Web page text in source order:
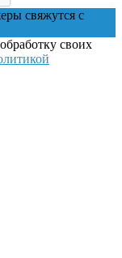
свяжутся с
своих